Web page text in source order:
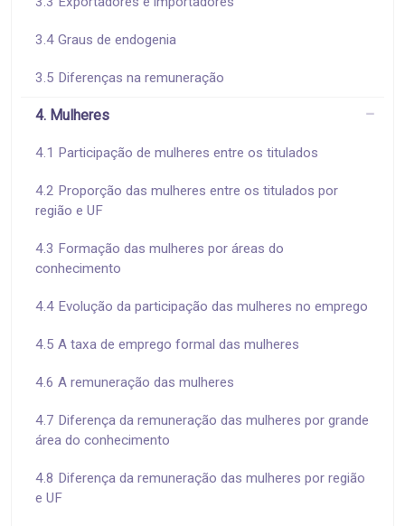
3.4 Graus de endogenia
3.5 Diferenças na remuneração
4. Mulheres
4.1 Participação de mulheres entre os titulados
4.2 Proporção das mulheres entre os titulados por
região e UF
4.3 Formação das mulheres por áreas do
conhecimento
4.4 Evolução da participação das mulheres no emprego
4.5 A taxa de emprego formal das mulheres
4.6 A remuneração das mulheres
4.7 Diferença da remuneração das mulheres por grande
área do conhecimento
4.8 Diferença da remuneração das mulheres por região
e UF